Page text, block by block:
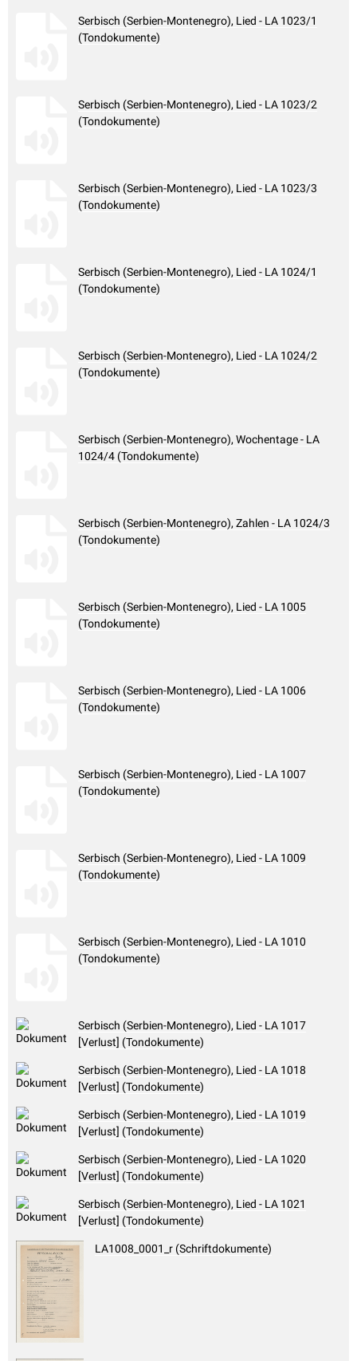
Serbisch (Serbien-Montenegro), Lied - LA 1023/1
(Tondokumente)
Serbisch (Serbien-Montenegro), Lied - LA 1023/2
(Tondokumente)
Serbisch (Serbien-Montenegro), Lied - LA 1023/3
(Tondokumente)
Serbisch (Serbien-Montenegro), Lied - LA 1024/1
(Tondokumente)
Serbisch (Serbien-Montenegro), Lied - LA 1024/2
(Tondokumente)
Serbisch (Serbien-Montenegro), Wochentage - LA
1024/4 (Tondokumente)
Serbisch (Serbien-Montenegro), Zahlen - LA 1024/3
(Tondokumente)
Serbisch (Serbien-Montenegro), Lied - LA 1005
(Tondokumente)
Serbisch (Serbien-Montenegro), Lied - LA 1006
(Tondokumente)
Serbisch (Serbien-Montenegro), Lied - LA 1007
(Tondokumente)
Serbisch (Serbien-Montenegro), Lied - LA 1009
(Tondokumente)
Serbisch (Serbien-Montenegro), Lied - LA 1010
(Tondokumente)
Serbisch (Serbien-Montenegro), Lied - LA 1017
[Verlust] (Tondokumente)
Serbisch (Serbien-Montenegro), Lied - LA 1018
[Verlust] (Tondokumente)
Serbisch (Serbien-Montenegro), Lied - LA 1019
[Verlust] (Tondokumente)
Serbisch (Serbien-Montenegro), Lied - LA 1020
[Verlust] (Tondokumente)
Serbisch (Serbien-Montenegro), Lied - LA 1021
[Verlust] (Tondokumente)
LA1008_0001_r (Schriftdokumente)